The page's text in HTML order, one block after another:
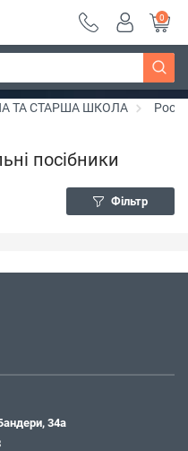
~
Дізнатись більше
0
ТА СТАРША ШКОЛА
посібники
Фільтр
34а